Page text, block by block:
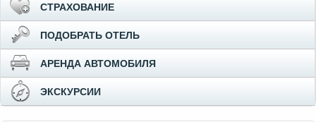
СТРАХОВАНИЕ
ПОДОБРАТЬ ОТЕЛЬ
АРЕНДА АВТОМОБИЛЯ
ЭКСКУРСИИ